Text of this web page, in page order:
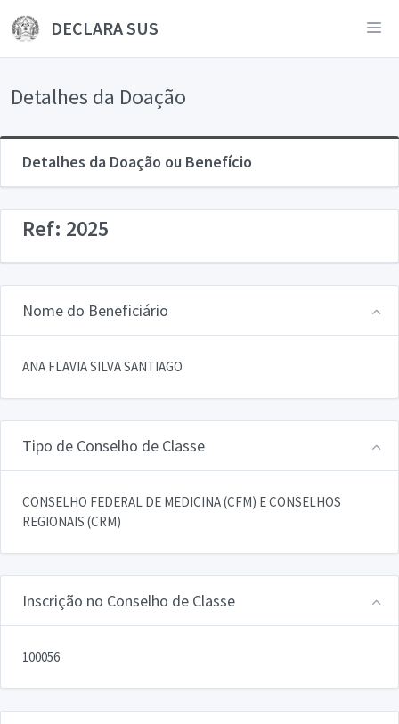
DECLARA SUS
Detalhes da Doação
Detalhes da Doação ou Benefício
Ref: 2025
Nome do Beneficiário
ANA FLAVIA SILVA SANTIAGO
Tipo de Conselho de Classe
CONSELHO FEDERAL DE MEDICINA (CFM) E CONSELHOS
REGIONAIS (CRM)
Inscrição no Conselho de Classe
100056